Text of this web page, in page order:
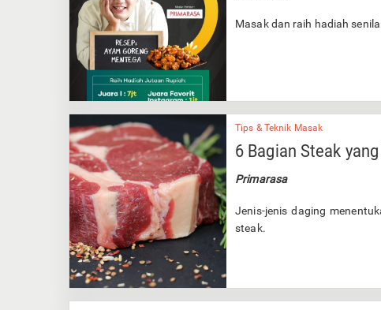
Masak dan raih hadiah
Tips & Teknik Masak
6 Bagian Steak
Primarasa
Jenis-jenis daging
steak.